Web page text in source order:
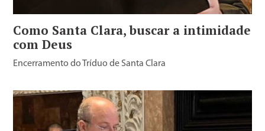
Como Santa Clara, buscar a intimidade
com Deus
Encerramento do Tríduo de Santa Clara